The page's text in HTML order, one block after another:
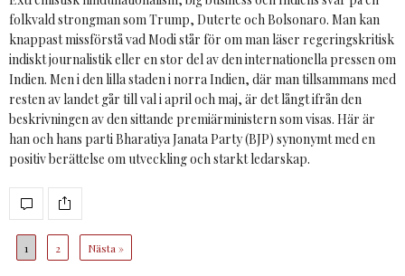
folkvald strongman som Trump, Duterte och Bolsonaro. Man kan
knappast missförstå vad Modi står för om man läser regeringskritisk
indiskt journalistik eller en stor del av den internationella pressen om
Indien. Men i den lilla staden i norra Indien, där man tillsammans med
resten av landet går till val i april och maj, är det långt ifrån den
beskrivningen av den sittande premiärministern som visas. Här är
han och hans parti Bharatiya Janata Party (BJP) synonymt med en
positiv berättelse om utveckling och starkt ledarskap.
1 2 Nästa »